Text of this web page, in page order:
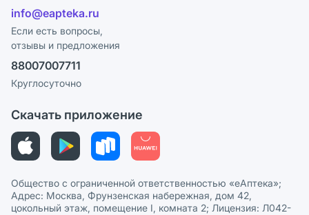
Блог
Лицензия
Реклама на сайте
Ваши товары на ЕАПТЕКЕ
Программа СберСпасибо
Политика конфиденциальности
Пользовательское соглашение
Политика рекомендаций
Этика и соответствие
Политика в отношении обработки персональных данных
info@eapteka.ru
Если есть вопросы,
отзывы и предложения
88007007711
Круглосуточно
Скачать приложение
Общество с ограниченной ответственностью «еАптека»;
Адрес: Москва, Фрунзенская набережная, дом 42,
цокольный этаж, помещение I, комната 2; Лицензия: Л042-